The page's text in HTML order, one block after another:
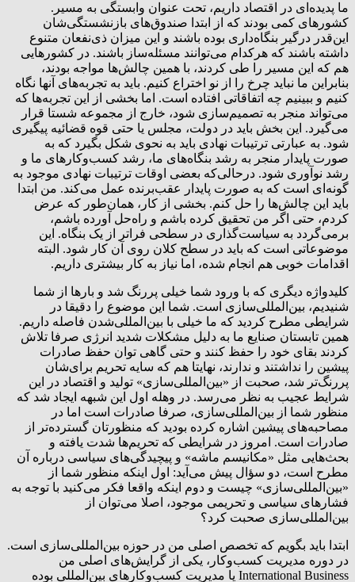
ما پدیده‌ای در اقتصاد داریم، تحت عنوان وابستگی به مسیر.
کشورهای کمی بودند که از ابتدا صندوق‌های بازنشستگی‌شان
این‌قدر درگیر بنگاه‌داری بوده باشند و این میزان ذی‌نفعان متنوع
داشته باشند که هر‌کدام می‌توانند مسئله‌ساز باشند. در کشورهایی
هم که این مسیر را طی کردند، با همین چالش‌ها مواجه بودند،
بنابراین ما نباید چرخ را از نو اختراع کنیم. باید به تجربه‌های آنها نگاه
کنیم و ببینیم چه اتفاقاتی افتاده است. اما بخشی از این تجربه‌ها که
می‌تواند منجر به تصمیم‌سازی شود، خارج از مجموعه شستا قرار
می‌گیرد. این بخش باید در دولت، مجلس یا حتی قوه قضائیه پیگیری
شود. به عبارتی ترتیبات نهادی باید به نحوی شکل بگیرد که به
صورت پایدار منجر به رشد بنگاه‌های ما، رشد کسب‌وکارهای ما و
رشد نوآوری شود. درحالی‌که بعضی اوقات ترتیبات نهادی موجود به‌
گونه‌ای است که به صورت پایدار عقب‌برنده عمل می‌کند. من ابتدا
باید این چالش‌ها را حل کنم. بخشی از کار، همان‌طور که عرض
کردم، حتی اگر من تحقیق کرده باشم و راه‌حل آورده باشم،
برمی‌گردد به سیاست‌گذاری در سطحی فراتر از یک بنگاه. این
موضوعاتی است که باید در سطح کلان روی آن کار شود. البته
اقدامات خوبی هم انجام شده، اما نیاز به کار بیشتری داریم.
‌کلیدواژه‌ دیگری که با ورود شما خیلی پررنگ شد و بارها از شما
شنیدیم، بین‌المللی‌سازی است. شما این موضوع را دقیقا در
شرایطی مطرح کردید که ما خیلی با بین‌المللی‌شدن فاصله داریم.
همین تابستان صنایع ما به دلیل مشکلات شدید انرژی صرفا تلاش
کردند بقای خود را حفظ کنند و حتی گاهی توان حفظ صادرات
پیشین را نداشتند و ندارند، نهایتا هم که سایه تحریم برای‌شان
پررنگ‌تر شد، صحبت از «بین‌المللی‌سازی» تولید و اقتصاد در این
شرایط عجیب به نظر می‌رسد. در وهله اول این شبهه ایجاد شد که
منظور شما از بین‌المللی‌سازی، صرفا صادرات است اما در
مصاحبه‌های پیشین اشاره کرده بودید که منظورتان گسترده‌تر از
صادرات است. امروز در شرایطی که تحریم‌ها شدت یافته و
بحث‌هایی مثل «مکانیسم ماشه» و پیچیدگی‌های سیاسی درباره آن
مطرح است، دو سؤال پیش می‌آید: اول اینکه منظور شما از
«بین‌المللی‌سازی» چیست و دوم اینکه واقعا فکر می‌کنید با توجه به
فشارهای سیاسی و تحریمی موجود، اصلا می‌توان از
بین‌المللی‌سازی صحبت کرد؟
ابتدا باید بگویم که تخصص اصلی من در حوزه بین‌المللی‌سازی است.
در دوره مدیریت کسب‌وکار، یکی از گرایش‌های اصلی من
International Business یا مدیریت کسب‌وکارهای بین‌المللی بوده